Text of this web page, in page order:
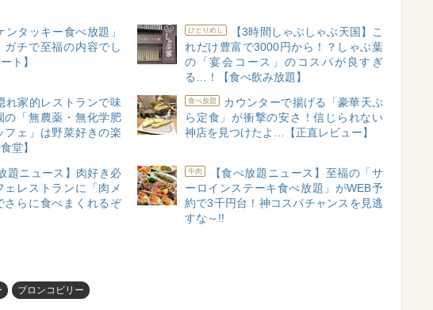
ンタッキー食べ放題」
ガチで至福の内容でし
ト】
ひとりめし
【3時間しゃぶしゃぶ天国】こ
れだけ豊富で3000円から！？しゃぶ葉
の「宴会コース」のコスパが良すぎ
る…！【食べ飲み放題】
れ家的レストランで味
の「無農薬・無化学肥
フェ」は野菜好きの楽
堂】
食べ放題
カウンターで揚げる「豪華天ぷ
ら定食」が衝撃の安さ！信じられない
神店を見つけたよ…【正直レビュー】
題ニュース】肉好き必
ェレストランに「肉メ
さらに食べまくれるぞ
牛肉
【食べ放題ニュース】至福の「サ
ーロインステーキ食べ放題」がWEB予
約で3千円台！神コスパチャンスを見逃
すな～!!
ブロンコビリー